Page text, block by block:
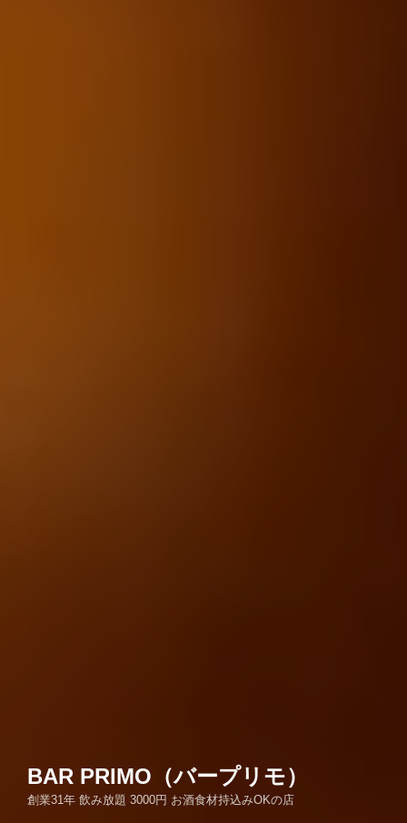
BAR PRIMO（バープリモ）
創業31年 飲み放題 3000円 お酒食材持込みOKの店